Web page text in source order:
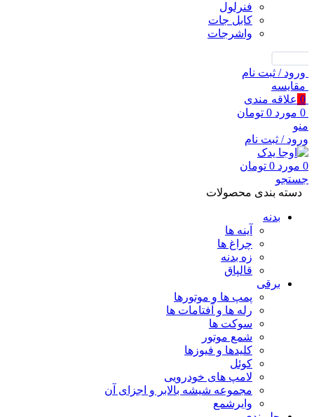
فنرلول
کابل جات
واشرجات
ورود / ثبت نام
مقايسه
0 علاقه مندی
0 مورد 0 تومان
منو
ورود / ثبت نام
0 مورد 0 تومان
جستجو
دسته بندی محصولات
بدنه
آینه ها
چراغ ها
زه بدنه
قالپاق
برقی
پمپ ها و موتورها
رله ها و آفتامات ها
سوکت ها
شمع موتور
کلیدها و فیوزها
کوئل
لامپ های خودرویی
مجموعه شیشه بالابر و اجزای آن
وایرشمع